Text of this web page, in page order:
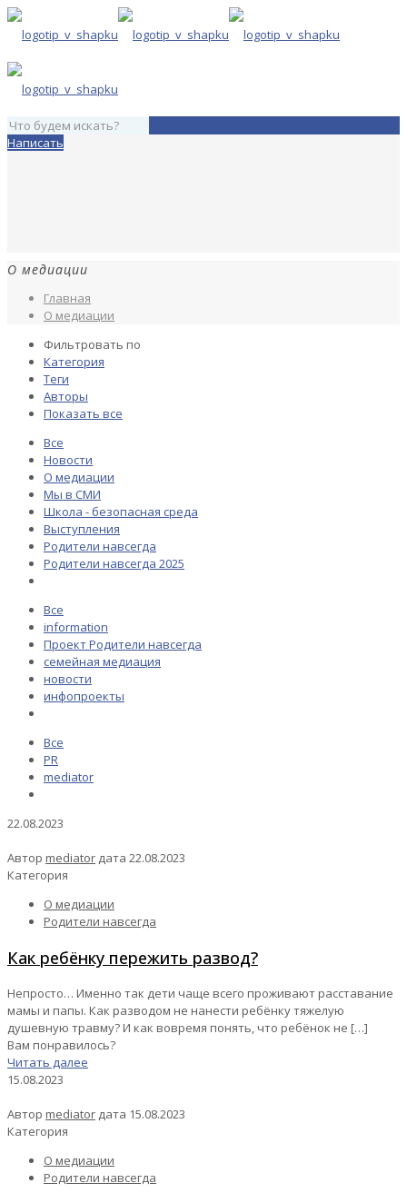
Написать
О медиации
Главная
О медиации
Фильтровать по
Категория
Теги
Авторы
Показать все
Все
Новости
О медиации
Мы в СМИ
Школа - безопасная среда
Выступления
Родители навсегда
Родители навсегда 2025
Все
information
Проект Родители навсегда
семейная медиация
новости
инфопроекты
Все
PR
mediator
22.08.2023
Автор mediator дата 22.08.2023
Категория
О медиации
Родители навсегда
Как ребёнку пережить развод?
Непросто… Именно так дети чаще всего проживают расставание
мамы и папы. Как разводом не нанести ребёнку тяжелую
душевную травму? И как вовремя понять, что ребёнок не […]
Вам понравилось?
Читать далее
15.08.2023
Автор mediator дата 15.08.2023
Категория
О медиации
Родители навсегда